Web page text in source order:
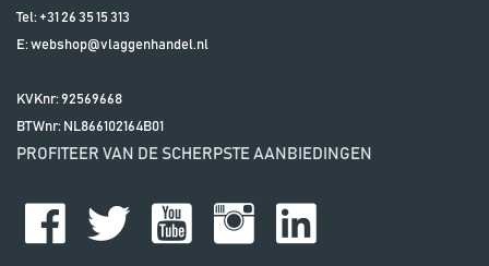
Tel: +31 26 35 15 313
E:webshop@vlaggenhandel.nl
KVKnr: 92569668
BTWnr: NL866102164B01
PROFITEER VAN DE SCHERPSTE AANBIEDINGEN